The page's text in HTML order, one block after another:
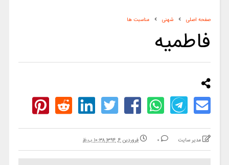
صفحه اصلی شهنی مناسبت ها
فاطمیه
مدیر سایت 0 فروردین ۴, ۱۳۹۴ ۱۰:۳۸ ب.ظ